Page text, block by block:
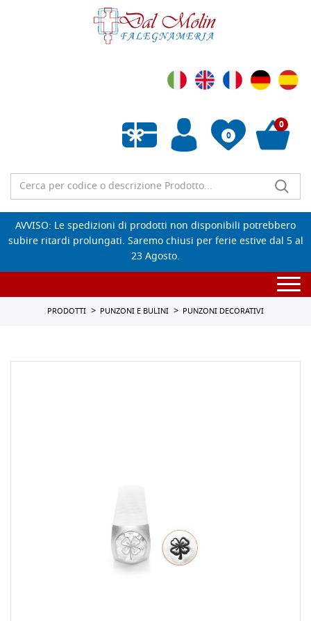
0
Wishlist vuota
0
AVVISO: Le spedizioni di prodotti non disponibili potrebbero
subire ritardi prolungati. Saremo chiusi per ferie estive dal 5 al
23 Agosto.
PRODOTTI PUNZONI E BULINI PUNZONI DECORATIVI